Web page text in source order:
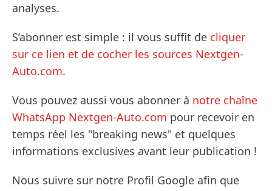
analyses.
S’abonner est simple : il vous suffit de cliquer
sur ce lien et de cocher les sources Nextgen-
Auto.com.
Vous pouvez aussi vous abonner à notre chaîne
WhatsApp Nextgen-Auto.com pour recevoir en
temps réel les "breaking news" et quelques
informations exclusives avant leur publication !
Nous suivre sur notre Profil Google afin que